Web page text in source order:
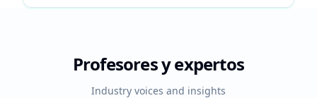
Profesores y expertos
Industry voices and insights